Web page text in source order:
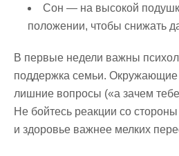
Сон — на высокой
положении, чтобы снижать
В первые недели важны
поддержка семьи. Окружающие
лишние вопросы («а зачем
Не бойтесь реакции со
и здоровье важнее мелких